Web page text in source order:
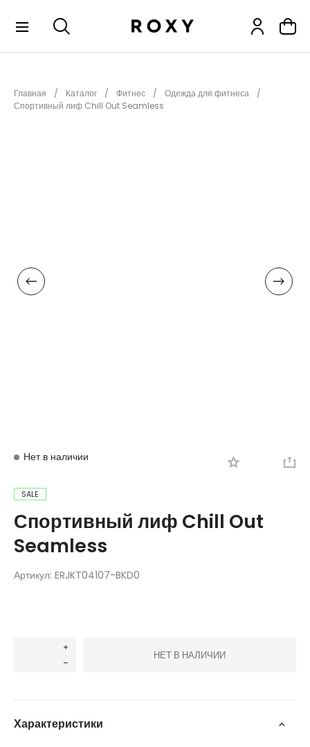
НОВИНКИ
АКСЕССУАРЫ
Главная Каталог Фитнес
Одежда для фитнеса
Спортивный лиф Chill Out Seamless
Нет в наличии
SALE
Спортивный лиф Chill Out
Seamless
Артикул: ERJKT04107-BKD0
НЕТ В НАЛИЧИИ
Характеристики